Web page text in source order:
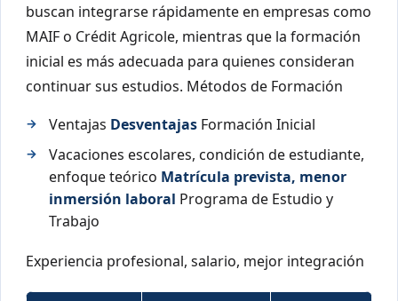
buscan integrarse rápidamente en empresas como
MAIF o Crédit Agricole, mientras que la formación
inicial es más adecuada para quienes consideran
continuar sus estudios. Métodos de Formación
Ventajas DesventajasFormación Inicial
Vacaciones escolares, condición de estudiante,
enfoque teórico Matrícula prevista, menor
inmersión laboral Programa de Estudio y
Trabajo
Experiencia profesional, salario, mejor integración